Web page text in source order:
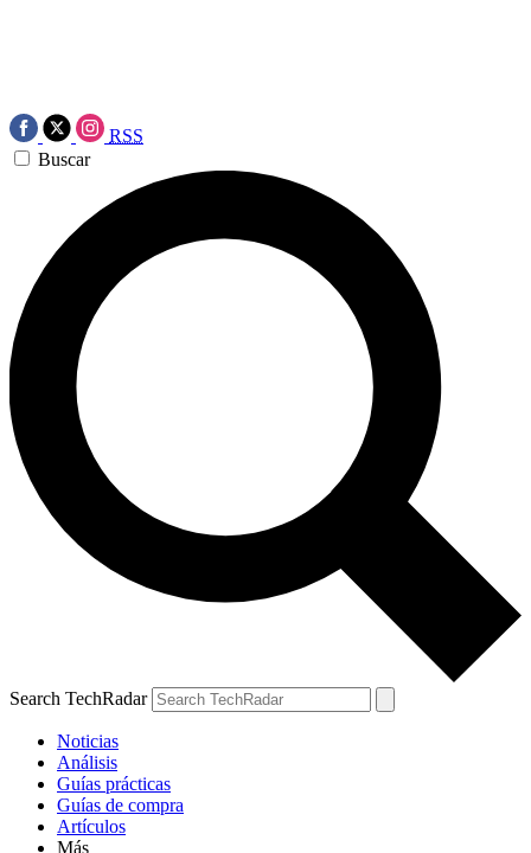
RSS
Buscar
Search TechRadar
Noticias
Análisis
Guías prácticas
Guías de compra
Artículos
Más